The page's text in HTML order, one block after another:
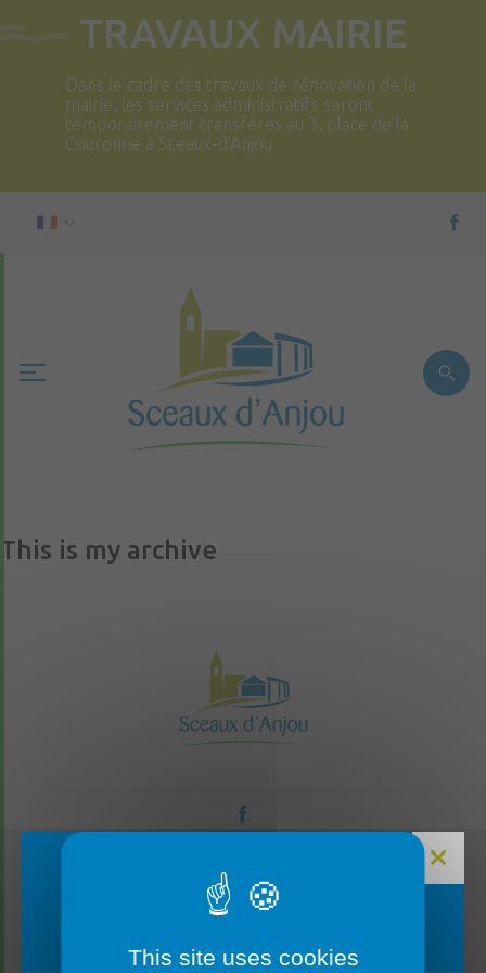
TRAVAUX MAIRIE
Dans le cadre des travaux de rénovation de la
mairie, les services administratifs seront
temporairement transférés au 3, place de la
Couronne à Sceaux-d’Anjou
This is my archive
CONTACTEZ-NOUS
This site uses cookies